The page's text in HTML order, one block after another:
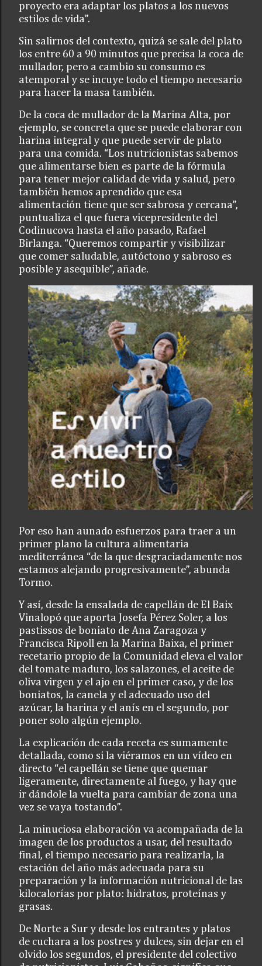
proyecto era adaptar los platos a los nuevos
estilos de vida”.
Sin salirnos del contexto, quizá se sale del plato
los entre 60 a 90 minutos que precisa la coca de
mullador, pero a cambio su consumo es
atemporal y se incuye todo el tiempo necesario
para hacer la masa también.
De la coca de mullador de la Marina Alta, por
ejemplo, se concreta que se puede elaborar con
harina integral y que puede servir de plato
para una comida. “Los nutricionistas sabemos
que alimentarse bien es parte de la fórmula
para tener mejor calidad de vida y salud, pero
también hemos aprendido que esa
alimentación tiene que ser sabrosa y cercana”,
puntualiza el que fuera vicepresidente del
Codinucova hasta el año pasado, Rafael
Birlanga. “Queremos compartir y visibilizar
que comer saludable, autóctono y sabroso es
posible y asequible”, añade.
Por eso han aunado esfuerzos para traer a un
primer plano la cultura alimentaria
mediterránea “de la que desgraciadamente nos
estamos alejando progresivamente”, abunda
Tormo.
Y así, desde la ensalada de capellán de El Baix
Vinalopó que aporta Josefa Pérez Soler, a los
pastissos de boniato de Ana Zaragoza y
Francisca Ripoll en la Marina Baixa, el primer
recetario propio de la Comunidad eleva el valor
del tomate maduro, los salazones, el aceite de
oliva virgen y el ajo en el primer caso, y de los
boniatos, la canela y el adecuado uso del
azúcar, la harina y el anís en el segundo, por
poner solo algún ejemplo.
La explicación de cada receta es sumamente
detallada, como si la viéramos en un vídeo en
directo “el capellán se tiene que quemar
ligeramente, directamente al fuego, y hay que
ir dándole la vuelta para cambiar de zona una
vez se vaya tostando”.
La minuciosa elaboración va acompañada de la
imagen de los productos a usar, del resultado
final, el tiempo necesario para realizarla, la
estación del año más adecuada para su
preparación y la información nutricional de las
kilocalorías por plato: hidratos, proteínas y
grasas.
De Norte a Sur y desde los entrantes y platos
de cuchara a los postres y dulces, sin dejar en el
olvido los segundos, el presidente del colectivo